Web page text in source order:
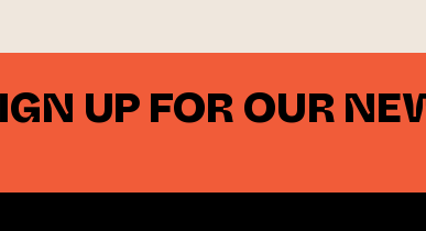
UP FOR OUR